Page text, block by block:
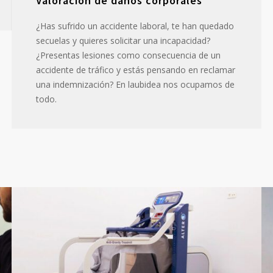
¿Has sufrido un accidente laboral, te han quedado
secuelas y quieres solicitar una incapacidad?
¿Presentas lesiones como consecuencia de un
accidente de tráfico y estás pensando en reclamar
una indemnización? En laubidea nos ocupamos de
todo.